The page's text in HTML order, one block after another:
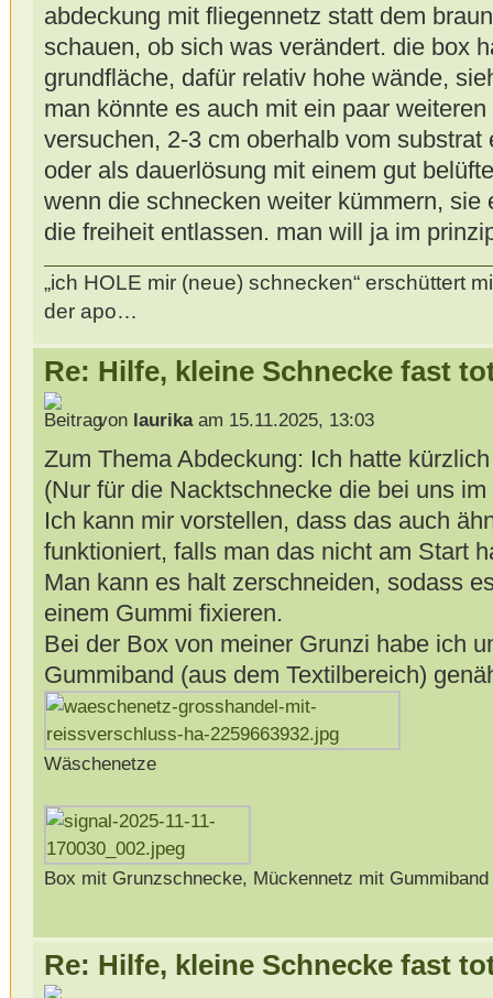
abdeckung mit fliegennetz statt dem
schauen, ob sich was verändert. die box
grundfläche, dafür relativ hohe wände,
man könnte es auch mit ein paar
versuchen, 2-3 cm oberhalb vom
oder als dauerlösung mit einem gut
wenn die schnecken weiter kümmern, sie
die freiheit entlassen. man will ja im
„ich HOLE mir (neue) schnecken“ erschüttert
der apo…
Re: Hilfe, kleine Schnecke fast
von laurikaam 15.11.2025, 13:03
Zum Thema Abdeckung: Ich hatte
(Nur für die Nacktschnecke die bei uns
Ich kann mir vorstellen, dass das auch
funktioniert, falls man das nicht am Start
Man kann es halt zerschneiden, sodass
einem Gummi fixieren.
Bei der Box von meiner Grunzi habe ich
Gummiband (aus dem Textilbereich)
Wäschenetze
Box mit Grunzschnecke, Mückennetz mit Gummiband
Re: Hilfe, kleine Schnecke fast